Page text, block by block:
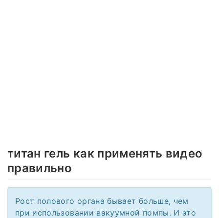
титан гель как применять видео
правильно
Рост полового органа бывает больше, чем
при использовании вакуумной помпы. И это